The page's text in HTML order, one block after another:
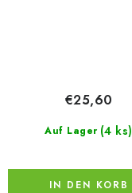
Auf Lager (4 ks)
€25,60
IN DEN KORB